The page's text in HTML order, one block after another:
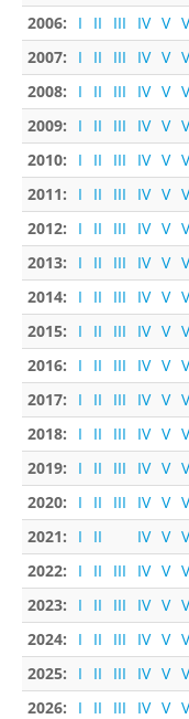
2006:
I II III IV V
2007:
I II III IV V
2008:
I II III IV V
2009:
I II III IV V
2010:
I II III IV V
2011:
I II III IV V
2012:
I II III IV V
2013:
I II III IV V
2014:
I II III IV V
2015:
I II III IV V
2016:
I II III IV V
2017:
I II III IV V
2018:
I II III IV V
2019:
I II III IV V
2020:
I II III IV V
2021:
I II IV V
2022:
I II III IV V
2023:
I II III IV V
2024:
I II III IV V
2025:
I II III IV V
2026:
I II III IV V